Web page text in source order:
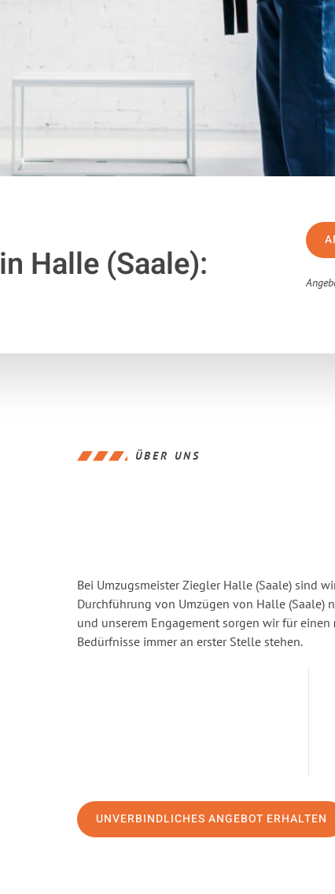
in Halle (Saale):
ÜBER UNS
Bei Umzugsmeister Ziegler Halle (Saale) sind
Durchführung von Umzügen von Halle (Saale)
und unserem Engagement sorgen wir für einen
Bedürfnisse immer an erster Stelle stehen.
UNVERBINDLICHES ANGEBOT ERHALTEN